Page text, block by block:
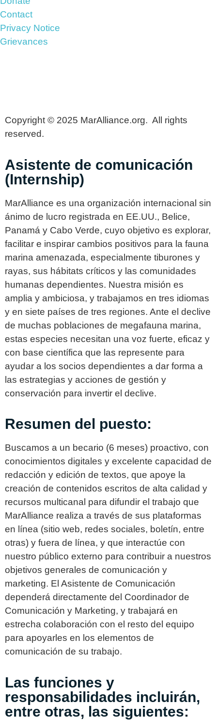
Contact
Privacy Notice
Grievances
Copyright © 2025 MarAlliance.org. All rights
reserved.
Asistente de comunicación
(Internship)
MarAlliance es una organización internacional sin
ánimo de lucro registrada en EE.UU., Belice,
Panamá y Cabo Verde, cuyo objetivo es explorar,
facilitar e inspirar cambios positivos para la fauna
marina amenazada, especialmente tiburones y
rayas, sus hábitats críticos y las comunidades
humanas dependientes. Nuestra misión es
amplia y ambiciosa, y trabajamos en tres idiomas
y en siete países de tres regiones. Ante el declive
de muchas poblaciones de megafauna marina,
estas especies necesitan una voz fuerte, eficaz y
con base científica que las represente para
ayudar a los socios dependientes a dar forma a
las estrategias y acciones de gestión y
conservación para invertir el declive.
Resumen del puesto:
Buscamos a un becario (6 meses) proactivo, con
conocimientos digitales y excelente capacidad de
redacción y edición de textos, que apoye la
creación de contenidos escritos de alta calidad y
recursos multicanal para difundir el trabajo que
MarAlliance realiza a través de sus plataformas
en línea (sitio web, redes sociales, boletín, entre
otras) y fuera de línea, y que interactúe con
nuestro público externo para contribuir a nuestros
objetivos generales de comunicación y
marketing. El Asistente de Comunicación
dependerá directamente del Coordinador de
Comunicación y Marketing, y trabajará en
estrecha colaboración con el resto del equipo
para apoyarles en los elementos de
comunicación de su trabajo.
Las funciones y
responsabilidades incluirán,
entre otras, las siguientes: